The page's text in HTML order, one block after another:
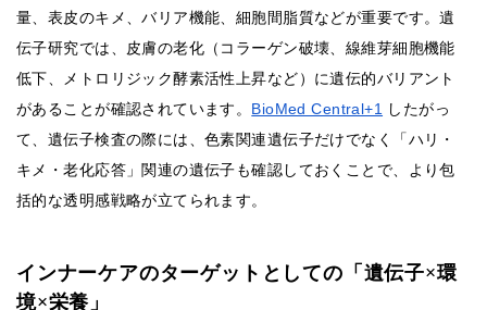
量、表皮のキメ、バリア機能、細胞間脂質などが重要です。遺
伝子研究では、皮膚の老化（コラーゲン破壊、線維芽細胞機能
低下、メトロリジック酵素活性上昇など）に遺伝的バリアント
があることが確認されています。 BioMed Central+1 したがっ
て、遺伝子検査の際には、色素関連遺伝子だけでなく「ハリ・
キメ・老化応答」関連の遺伝子も確認しておくことで、より包
括的な透明感戦略が立てられます。
インナーケアのターゲットとしての「遺伝子×環
境×栄養」